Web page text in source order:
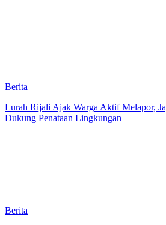
Berita
Lurah Rijali Ajak Warga Aktif Melapor,
Dukung Penataan Lingkungan
Berita